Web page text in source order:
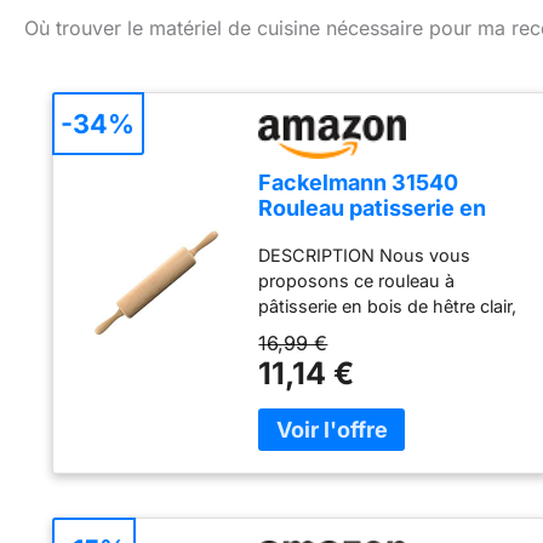
Où trouver le matériel de cuisine nécessaire pour ma
Fackelmann 31540
Rouleau patisserie en
pâtisserie, accessoires
cuisine, ustensiles de
cuisine patisserie,
rouleau à patisserie,
Bois, Métal, 44,5 x 6 x 6
cm
DESCRIPTION Nous vous
proposons ce rouleau à
pâtisserie en bois de hêtre clair,
poncé finement. Au centre du
rouleau il y a un axe métallique
qui lui donne de la solidité LE
PETIT + Vous pourrez réaliser
toutes vos meilleures recettes
pâtes grâce à notre rouleau à
16,99 €
11,14 €
-34%